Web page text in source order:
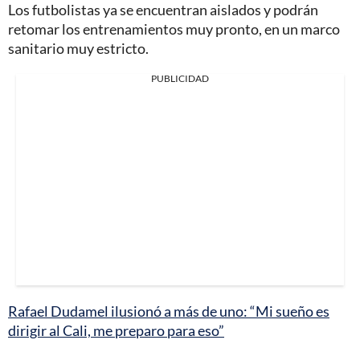
Los futbolistas ya se encuentran aislados y podrán
retomar los entrenamientos muy pronto, en un marco
sanitario muy estricto.
PUBLICIDAD
Rafael Dudamel ilusionó a más de uno: “Mi sueño es
dirigir al Cali, me preparo para eso”